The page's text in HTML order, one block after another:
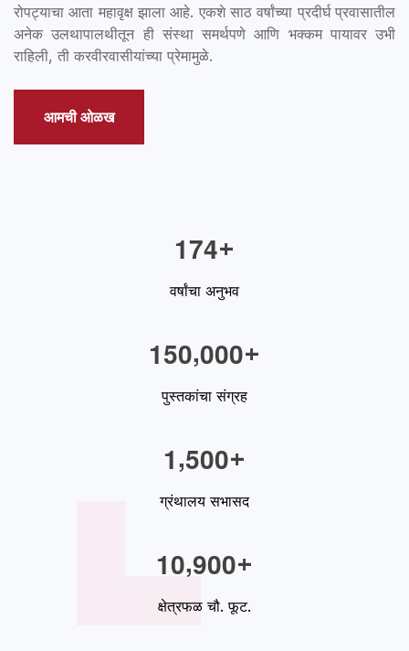
रोपट्याचा आता महावृक्ष झाला आहे. एकशे साठ वर्षांच्या प्रदीर्घ प्रवासातील
अनेक उलथापालथीतून ही संस्था समर्थपणे आणि भक्कम पायावर उभी
राहिली, ती करवीरवासीयांच्या प्रेमामुळे.
आमची ओळख
174+
वर्षांचा अनुभव
150,000+
पुस्तकांचा संग्रह
1,500+
ग्रंथालय सभासद
10,900+
क्षेत्रफळ चौ. फूट.